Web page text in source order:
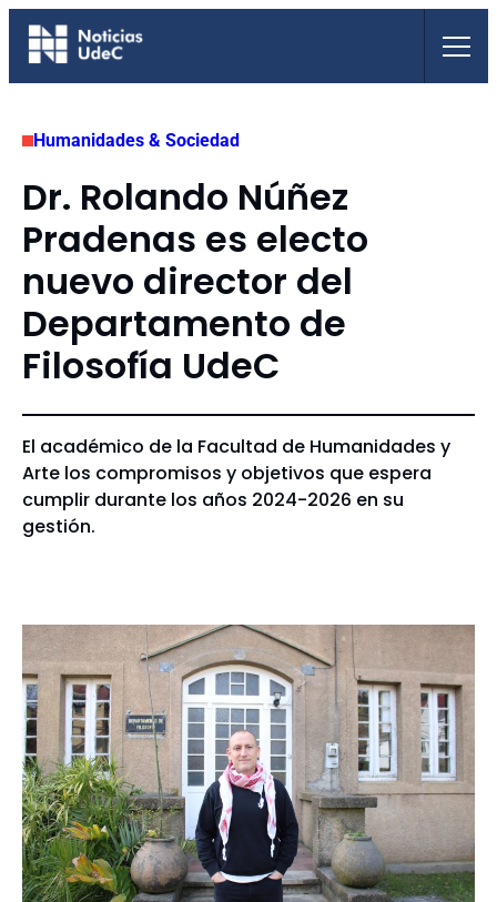
Saltar
Humanidades & Sociedad
Dr. Rolando Núñez
Pradenas es electo
nuevo director del
Departamento de
Filosofía UdeC
El académico de la Facultad de Humanidades y
Arte los compromisos y objetivos que espera
cumplir durante los años 2024-2026 en su
gestión.